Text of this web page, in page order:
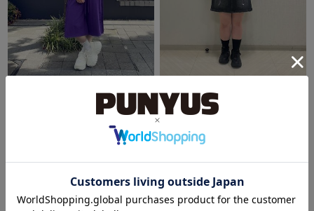
シズク
158cm